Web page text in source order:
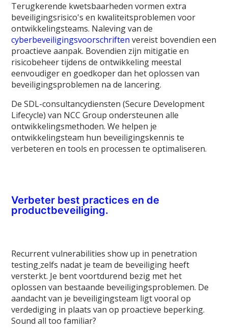
Terugkerende kwetsbaarheden vormen extra
beveiligingsrisico's en kwaliteitsproblemen voor
ontwikkelingsteams. Naleving van de
cyberbeveiligingsvoorschriften vereist bovendien een
proactieve aanpak. Bovendien zijn mitigatie en
risicobeheer tijdens de ontwikkeling meestal
eenvoudiger en goedkoper dan het oplossen van
beveiligingsproblemen na de lancering.
De SDL-consultancydiensten (Secure Development
Lifecycle) van NCC Group ondersteunen alle
ontwikkelingsmethoden. We helpen je
ontwikkelingsteam hun beveiligingskennis te
verbeteren en tools en processen te optimaliseren.
Verbeter best practices en de
productbeveiliging.
Recurrent vulnerabilities show up in penetration
testing zelfs nadat je team de beveiliging heeft
versterkt. Je bent voortdurend bezig met het
oplossen van bestaande beveiligingsproblemen. De
aandacht van je beveiligingsteam ligt vooral op
verdediging in plaats van op proactieve beperking.
Sound all too familiar?